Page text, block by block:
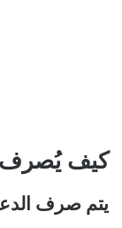
كيف يُصرف
يتم صرف